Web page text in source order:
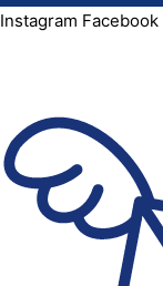
Instagram Facebook